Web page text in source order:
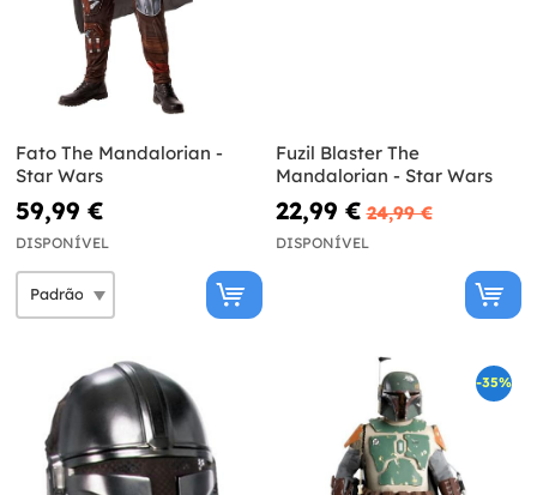
Fato The Mandalorian -
Star Wars
59,99 €
DISPONÍVEL
Fuzil Blaster The
Mandalorian - Star Wars
22,99 € 24,99 €
DISPONÍVEL
-35%